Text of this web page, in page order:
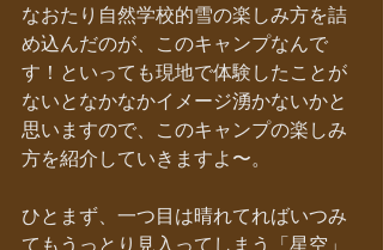
なおたり自然学校的雪の楽しみ方を詰
め込んだのが、このキャンプなんで
す！といっても現地で体験したことが
ないとなかなかイメージ湧かないかと
思いますので、このキャンプの楽しみ
方を紹介していきますよ〜。
ひとまず、一つ目は晴れてればいつみ
てもうっとり見入ってしまう「星空」